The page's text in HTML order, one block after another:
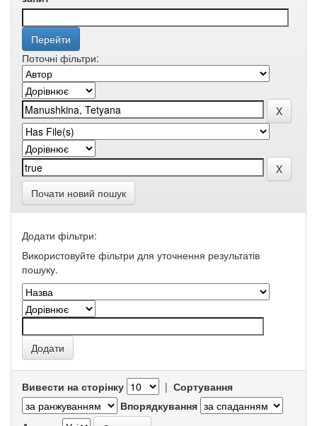
Поточні фільтри:
Почати новий пошук
Додати фільтри:
Використовуйте фільтри для уточнення результатів
пошуку.
Вивести на сторінку | Сортування
Впорядкування